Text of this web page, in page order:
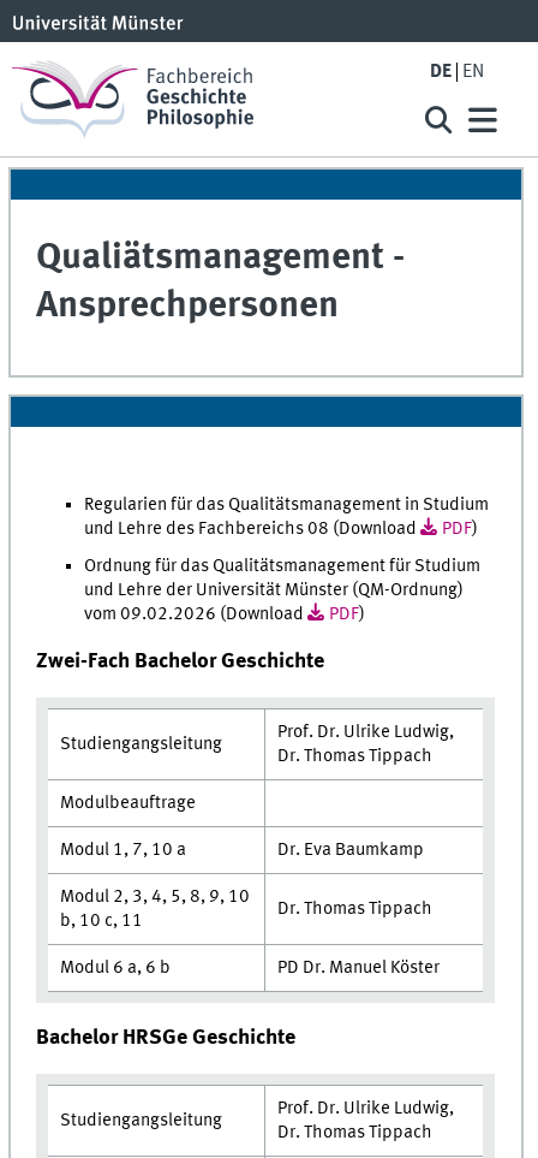
DE EN
Qualiätsmanagement -
Ansprechpersonen
Regularien für das Qualitätsmanagement in Studium
und Lehre des Fachbereichs 08 (Download
PDF)
Ordnung für das Qualitätsmanagement für Studium
und Lehre der Universität Münster (QM-Ordnung)
vom 09.02.2026 (Download
PDF)
Zwei-Fach Bachelor Geschichte
Studiengangsleitung
Prof. Dr. Ulrike Ludwig,
Dr. Thomas Tippach
Modulbeauftrage
Modul 1, 7, 10 a Dr. Eva Baumkamp
Modul 2, 3, 4, 5, 8, 9, 10
b, 10 c, 11
Dr. Thomas Tippach
Modul 6 a, 6 b PD Dr. Manuel Köster
Bachelor HRSGe Geschichte
Studiengangsleitung
Prof. Dr. Ulrike Ludwig,
Dr. Thomas Tippach